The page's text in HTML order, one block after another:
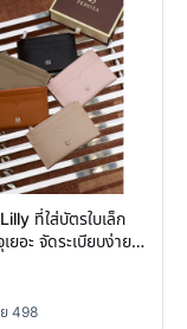
ที่ใส่บัตรใบเล็ก
เยอะ จัดระเบียบง่าย
ก
498